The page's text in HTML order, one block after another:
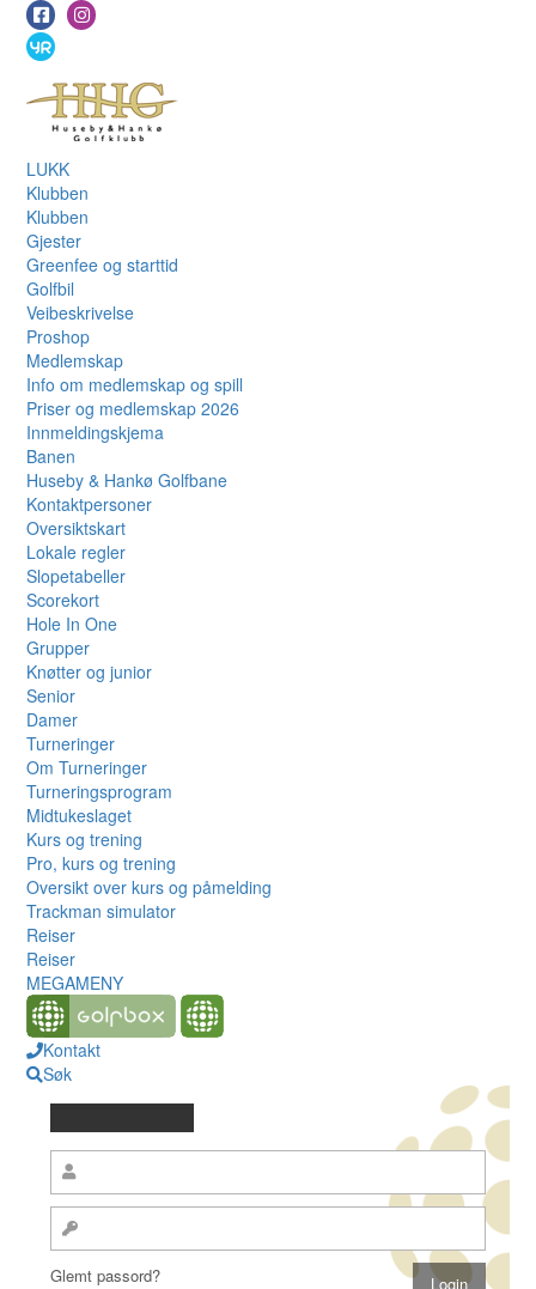
LUKK
Klubben
Klubben
Gjester
Greenfee og starttid
Golfbil
Veibeskrivelse
Proshop
Medlemskap
Info om medlemskap og spill
Priser og medlemskap 2026
Innmeldingskjema
Banen
Huseby & Hankø Golfbane
Kontaktpersoner
Oversiktskart
Lokale regler
Slopetabeller
Scorekort
Hole In One
Grupper
Knøtter og junior
Senior
Damer
Turneringer
Om Turneringer
Turneringsprogram
Midtukeslaget
Kurs og trening
Pro, kurs og trening
Oversikt over kurs og påmelding
Trackman simulator
Reiser
Reiser
MEGAMENY
Kontakt
Søk
Glemt passord?